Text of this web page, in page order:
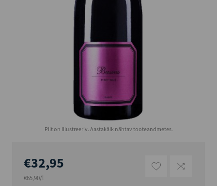
Pilt on illustreeriv. Aastakäik nähtav tooteandmetes.
€32,95
€65,90/l